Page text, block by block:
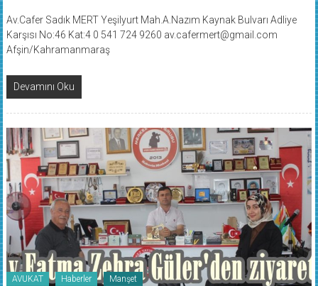
Av.Cafer Sadık MERT Yeşilyurt Mah.A.Nazım Kaynak Bulvarı Adliye
Karşısı No:46 Kat:4 0 541 724 9260 av.cafermert@gmail.com
Afşin/Kahramanmaraş
Devamını Oku
AVUKAT Haberler Manşet